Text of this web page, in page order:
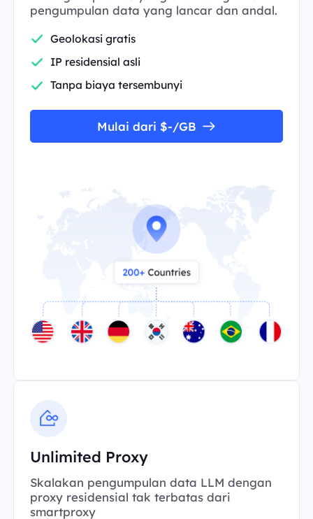
pengumpulan data yang lancar dan andal.
Geolokasi gratis
IP residensial asli
Tanpa biaya tersembunyi
Mulai dari $-/GB
Unlimited Proxy
Skalakan pengumpulan data LLM dengan
proxy residensial tak terbatas dari
smartproxy